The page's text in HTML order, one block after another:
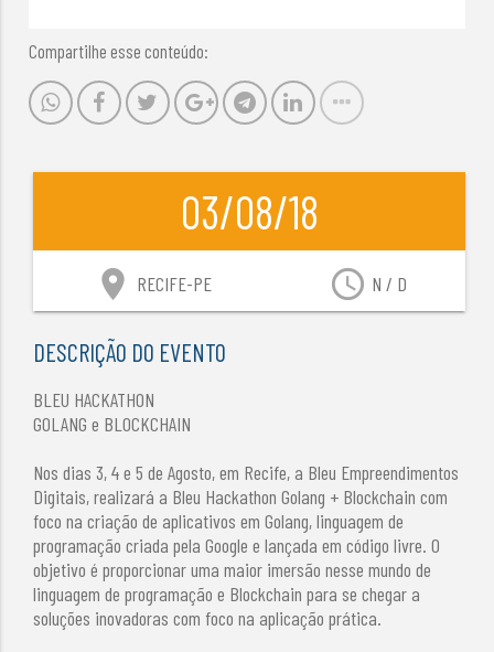
Compartilhe esse conteúdo:
03/08/18
access_time N / D
location_on RECIFE-PE
DESCRIÇÃO DO EVENTO
BLEU HACKATHON
GOLANG e BLOCKCHAIN
Nos dias 3, 4 e 5 de Agosto, em Recife, a Bleu Empreendimentos
Digitais, realizará a Bleu Hackathon Golang + Blockchain com
foco na criação de aplicativos em Golang, linguagem de
programação criada pela Google e lançada em código livre. O
objetivo é proporcionar uma maior imersão nesse mundo de
linguagem de programação e Blockchain para se chegar a
soluções inovadoras com foco na aplicação prática.